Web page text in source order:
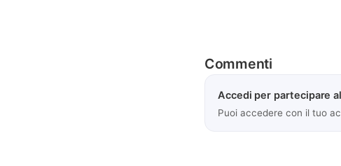
Commenti
Accedi per partecipare
Puoi accedere con il tuo